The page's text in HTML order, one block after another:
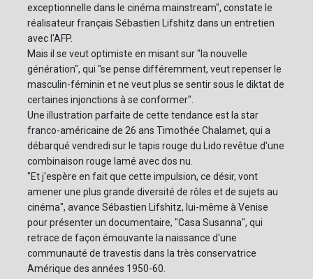
exceptionnelle dans le cinéma mainstream", constate le
réalisateur français Sébastien Lifshitz dans un entretien
avec l'AFP.
Mais il se veut optimiste en misant sur "la nouvelle
génération", qui "se pense différemment, veut repenser le
masculin-féminin et ne veut plus se sentir sous le diktat de
certaines injonctions à se conformer".
Une illustration parfaite de cette tendance est la star
franco-américaine de 26 ans Timothée Chalamet, qui a
débarqué vendredi sur le tapis rouge du Lido revêtue d'une
combinaison rouge lamé avec dos nu.
"Et j'espère en fait que cette impulsion, ce désir, vont
amener une plus grande diversité de rôles et de sujets au
cinéma", avance Sébastien Lifshitz, lui-même à Venise
pour présenter un documentaire, "Casa Susanna", qui
retrace de façon émouvante la naissance d'une
communauté de travestis dans la très conservatrice
Amérique des années 1950-60.